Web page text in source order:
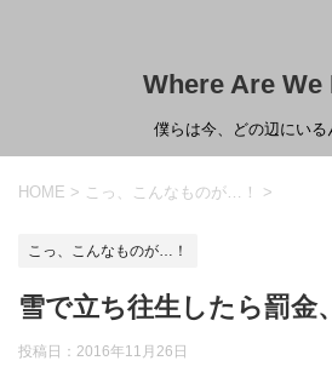
Where Are We
僕らは今、どの辺にいる
HOME > こっ、こんなものが…！ >
こっ、こんなものが…！
雪で立ち往生したら罰金
投稿日： 2016年11月26日